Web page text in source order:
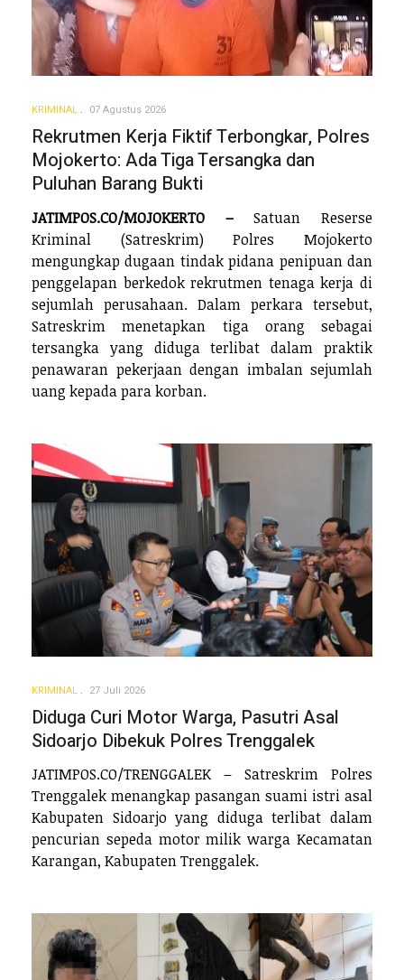
KRIMINAL 07 Agustus 2026
Rekrutmen Kerja Fiktif Terbongkar, Polres
Mojokerto: Ada Tiga Tersangka dan
Puluhan Barang Bukti
JATIMPOS.CO/MOJOKERTO –Satuan Reserse
Kriminal (Satreskrim) Polres Mojokerto
mengungkap dugaan tindak pidana penipuan dan
penggelapan berkedok rekrutmen tenaga kerja di
sejumlah perusahaan. Dalam perkara tersebut,
Satreskrim menetapkan tiga orang sebagai
tersangka yang diduga terlibat dalam praktik
penawaran pekerjaan dengan imbalan sejumlah
uang kepada para korban.
KRIMINAL 27 Juli 2026
Diduga Curi Motor Warga, Pasutri Asal
Sidoarjo Dibekuk Polres Trenggalek
JATIMPOS.CO/TRENGGALEK – Satreskrim Polres
Trenggalek menangkap pasangan suami istri asal
Kabupaten Sidoarjo yang diduga terlibat dalam
pencurian sepeda motor milik warga Kecamatan
Karangan, Kabupaten Trenggalek.